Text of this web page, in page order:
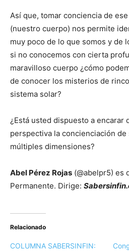
Así que, tomar conciencia de
(nuestro cuerpo) nos permite
muy poco de lo que somos y de
si no conocemos con cierta
maravilloso cuerpo ¿cómo
de conocer los misterios de
sistema solar?
¿Está usted dispuesto a encarar
perspectiva la concienciación
múltiples dimensiones?
Abel Pérez Rojas (@abelpr5) es
Permanente. Dirige:
Relacionado
COLUMNA SABERSINFIN: